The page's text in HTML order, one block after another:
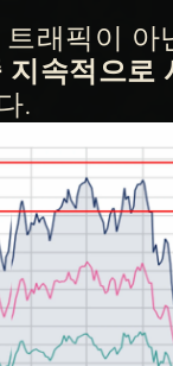
래픽이 아
속적으로
.